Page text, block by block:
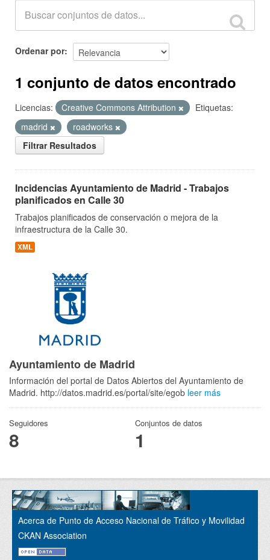
Ordenar por
1 conjunto de datos encontrado
Licencias: Creative Commons Attribution
Etiquetas:
madrid
roadworks
Filtrar Resultados
Incidencias Ayuntamiento de Madrid - Trabajos
planificados en Calle 30
Trabajos planificados de conservación o mejora de la
infraestructura de la Calle 30.
XML
Ayuntamiento de Madrid
Información del portal de Datos Abiertos del Ayuntamiento de
Madrid. http://datos.madrid.es/portal/site/egob leer más
Seguidores
8
Conjuntos de datos
1
Acerca de Punto de Acceso Nacional de Tráfico y Movilidad
CKAN Association